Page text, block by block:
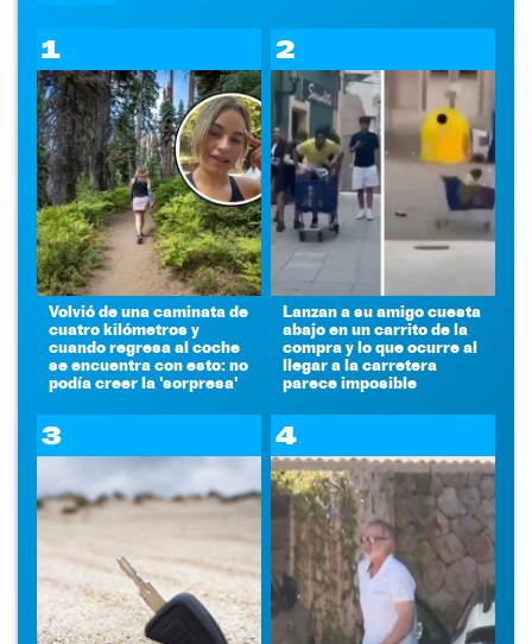
1
Volvió de una caminata de
cuatro kilómetros y
cuando regresa al coche
se encuentra con esto: no
podía creer la 'sorpresa'
2
Lanzan a su amigo cuesta
abajo en un carrito de la
compra y lo que ocurre al
llegar a la carretera
parece imposible
3 4